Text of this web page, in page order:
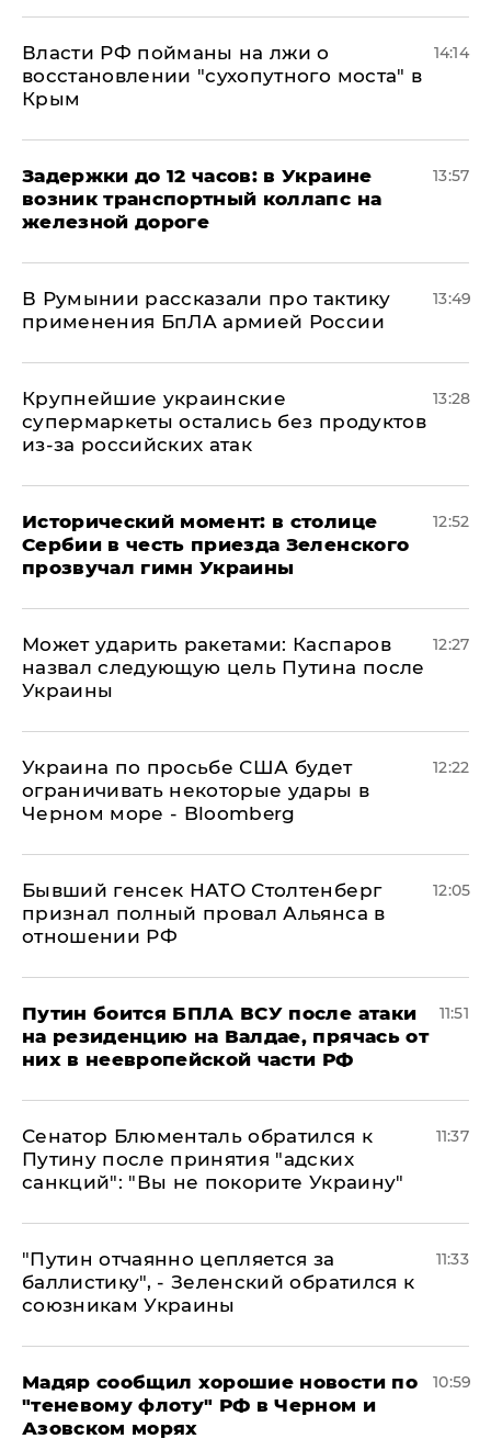
Власти РФ пойманы на лжи о
восстановлении "сухопутного моста" в
Крым
14:14
Задержки до 12 часов: в Украине
возник транспортный коллапс на
железной дороге
13:57
В Румынии рассказали про тактику
применения БпЛА армией России
13:49
Крупнейшие украинские
супермаркеты остались без продуктов
из-за российских атак
13:28
Исторический момент: в столице
Сербии в честь приезда Зеленского
прозвучал гимн Украины
12:52
Может ударить ракетами: Каспаров
назвал следующую цель Путина после
Украины
12:27
Украина по просьбе США будет
ограничивать некоторые удары в
Черном море - Bloomberg
12:22
Бывший генсек НАТО Столтенберг
признал полный провал Альянса в
отношении РФ
12:05
Путин боится БПЛА ВСУ после атаки
на резиденцию на Валдае, прячась от
них в неевропейской части РФ
11:51
Сенатор Блюменталь обратился к
Путину после принятия "адских
санкций": "Вы не покорите Украину"
11:37
"Путин отчаянно цепляется за
баллистику", - Зеленский обратился к
союзникам Украины
11:33
Мадяр сообщил хорошие новости по
"теневому флоту" РФ в Черном и
Азовском морях
10:59